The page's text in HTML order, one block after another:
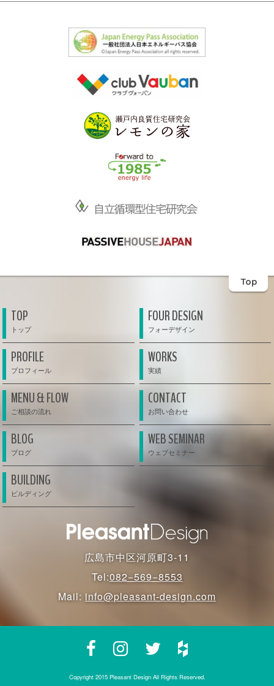
Top
TOP FOUR DESIGN
PROFILE WORKS
MENU & FLOW CONTACT
BLOG WEB SEMINAR
BUILDING
広島市中区河原町3-11
Tel:082−569−8553
Mail: info@pleasant-design.com
Copyright 2015 Pleasant Design All Rights Reserved.